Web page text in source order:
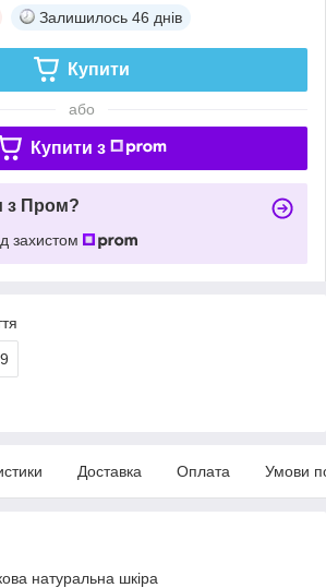
Залишилось 46 днів
Купити
або
Купити з
з Пром?
захистом
Доставка Оплата Умови
натуральна шкіра